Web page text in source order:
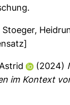
Stoeger,
(2024)
im Kontext